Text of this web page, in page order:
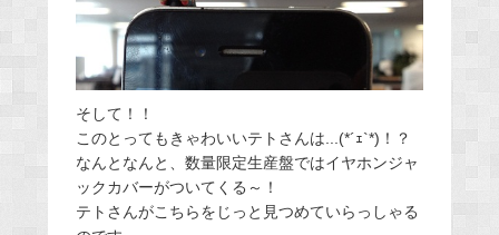
そして！！
このとってもきゃわいいテトさんは...(*´ｪ`*)！？
なんとなんと、数量限定生産盤ではイヤホンジャ
ックカバーがついてくる～！
テトさんがこちらをじっと見つめていらっしゃる